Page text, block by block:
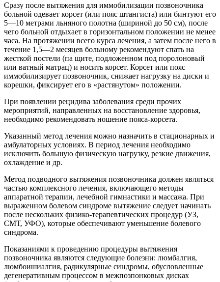
Сразу после вытяжения для иммобилизации позвоночника
больной одевает корсет (или пояс штангиста) или бинтуют его
5—10 метрами льняного полотна (шириной до 50 см), после
чего больной отдыхает в горизонтальном положении не менее
часа. На протяжении всего курса лечения, а затем после него в
течение 1,5—2 месяцев больному рекомендуют спать на
жесткой постели (па щите, подложенном под поролоновый
или ватный матрац) и носить корсет. Корсет или пояс
иммобилизирует позвоночник, снижает нагрузку на диски и
корешки, фиксирует его в «растянутом» положении.
При появлении рецидива заболевания среди прочих
мероприятий, направленных на восстановление здоровья,
необходимо рекомендовать ношение пояса-корсета.
Указанный метод лечения можно назначить в стационарных и
амбулаторных условиях. В период лечения необходимо
исключить большую физическую нагрузку, резкие движения,
охлаждение и др.
Метод подводного вытяжения позвоночника должен являться
частью комплексного лечения, включающего методы
аппаратной терапии, лечебной гимнастики и массажа. При
выраженном болевом синдроме вытяжение следует начинать
после нескольких физико-терапевтических процедур (УЗ,
СМТ, УФО), которые обеспечивают уменьшение болевого
синдрома.
Показаниями к проведению процедуры вытяжения
позвоночника являются следующие болезни: люмбалгия,
люмбоишиалгия, радикулярные синдромы, обусловленные
дегенеративным процессом в межпозпонковых дисках